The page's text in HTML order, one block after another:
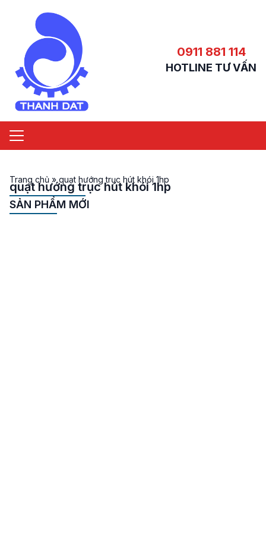
0911 881 114
HOTLINE TƯ VẤN
Trang chủ »quạt hướng trục hút khói 1hp
quạt hướng trục hút khói 1hp
SẢN PHẨM MỚI